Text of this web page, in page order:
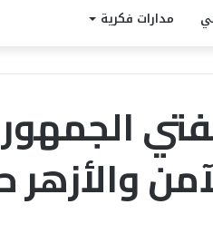
مدارات فكرية
اليوم
شديد